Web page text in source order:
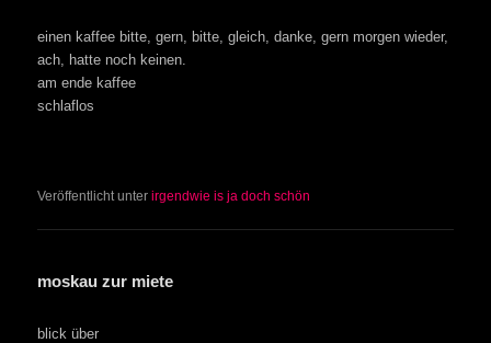
einen kaffee bitte, gern, bitte, gleich, danke, gern morgen wieder,
ach, hatte noch keinen.
am ende kaffee
schlaflos
Veröffentlicht unter irgendwie is ja doch schön
moskau zur miete
blick über